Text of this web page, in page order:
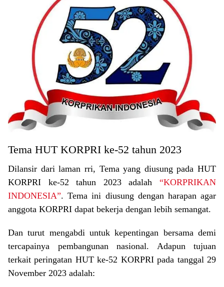
Tema HUT KORPRI ke-52 tahun 2023
Dilansir dari laman rri, Tema yang diusung pada HUT
KORPRI ke-52 tahun 2023 adalah “KORPRIKAN
INDONESIA”. Tema ini diusung dengan harapan agar
anggota KORPRI dapat bekerja dengan lebih semangat.
Dan turut mengabdi untuk kepentingan bersama demi
tercapainya pembangunan nasional. Adapun tujuan
terkait peringatan HUT ke-52 KORPRI pada tanggal 29
November 2023 adalah: